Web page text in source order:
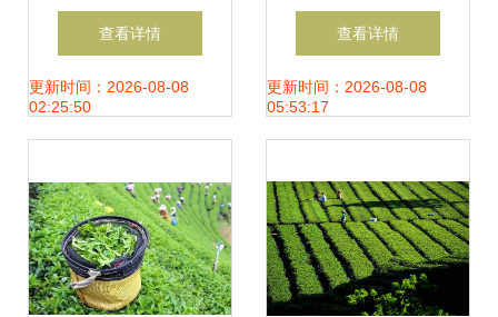
火与机关智慧 中国
元素的三重奏鸣
查看详情
更新时间：2026-08-08
02:25:50
卖爆了的口碑龙井
真香！一口沦陷的
查看详情
更新时间：2026-08-08
05:53:17